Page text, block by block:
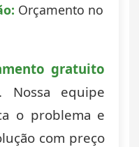
Orçamento no
gratuito
Nossa equipe
o problema e
com preço